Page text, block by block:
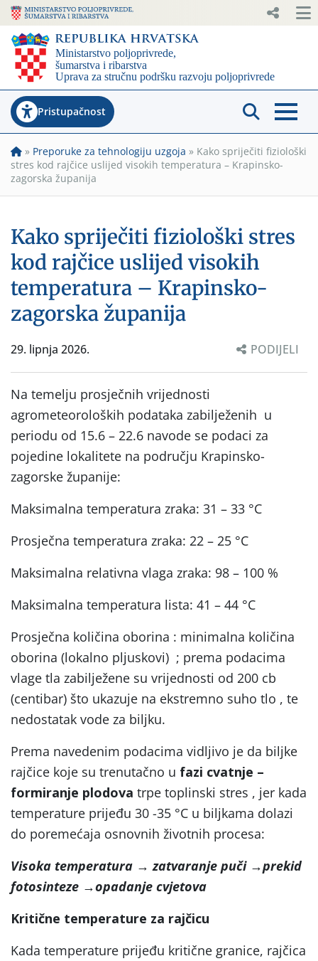
Pristupačnost
» Preporuke za tehnologiju uzgoja » Kako spriječiti fiziološki
stres kod rajčice uslijed visokih temperatura – Krapinsko-
zagorska županija
Kako spriječiti fiziološki stres
kod rajčice uslijed visokih
temperatura – Krapinsko-
zagorska županija
29. lipnja 2026. PODIJELI
Na temelju prosječnih vrijednosti
agrometeoroloških podataka zabilježenih u
periodu od 15.6 – 22.6 navode se podaci za
pojedine lokalitete na području Krapinsko-
zagorske županije:
Maksimalna temperatura zraka: 31 – 33 °C
Prosječna temperatura zraka: 22 – 25 °C
Maksimalna relativna vlaga zraka: 98 – 100 %
Maksimalna temperatura lista: 41 – 44 °C
Prosječna količina oborina : minimalna količina
oborina (lokalno pljuskovi) ; prema podacima
vlage tla zabilježene su vrijednosti od 200 cb
(centibar) što ukazuje na ekstremno suho tlo , te
nedostatak vode za biljku.
Prema navedenim podacima vidljivo je da biljke
rajčice koje su trenutačno u fazi cvatnje –
formiranje plodova trpe toplinski stres , jer kada
temperature prijeđu 30 -35 °C u biljkama dolazi
do poremećaja osnovnih životnih procesa:
Visoka temperatura → zatvaranje puči →prekid
fotosinteze →opadanje cvjetova
Kritične temperature za rajčicu
Kada temperature prijeđu kritične granice, rajčica